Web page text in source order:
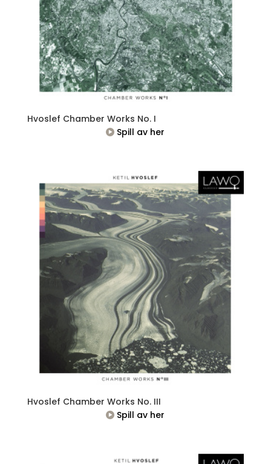
Hvoslef Chamber Works No. I
Spill av her
Hvoslef Chamber Works No. III
Spill av her